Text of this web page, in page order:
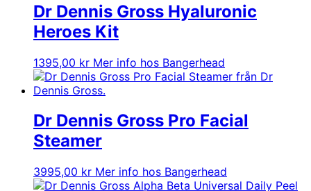
Dr Dennis Gross Hyaluronic
Heroes Kit
1395,00 kr Mer info hos Bangerhead
Dr Dennis Gross Pro Facial
Steamer
3995,00 kr Mer info hos Bangerhead